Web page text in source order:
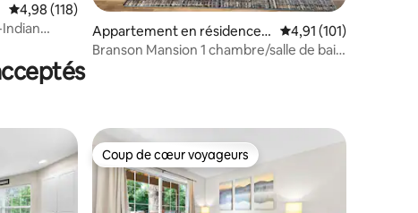
: 4,9 sur 5
Évaluation moyenne sur la base de 118 commentaires : 4,98 sur 5
4,98 (118)
Appartement en résidence ⋅
Branson
Évaluation moyenne
4,91 (101)
Branson Mansion 1 chambre/salle de bain
Coup de cœur voyageurs
Coup de cœur voyageurs